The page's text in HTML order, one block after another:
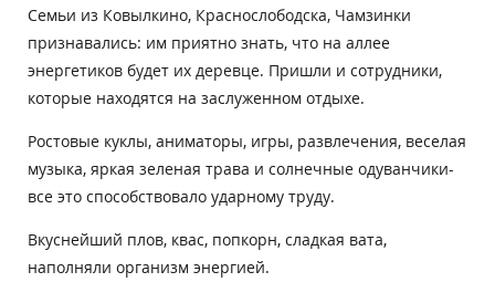
Семьи из Ковылкино, Краснослободска, Чамзинки
признавались: им приятно знать, что на аллее
энергетиков будет их деревце. Пришли и сотрудники,
которые находятся на заслуженном отдыхе.
Ростовые куклы, аниматоры, игры, развлечения, веселая
музыка, яркая зеленая трава и солнечные одуванчики-
все это способствовало ударному труду.
Вкуснейший плов, квас, попкорн, сладкая вата,
наполняли организм энергией.